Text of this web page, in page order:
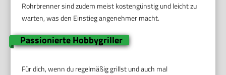
Rohrbrenner sind zudem meist kostengünstig und leicht zu
warten, was den Einstieg angenehmer macht.
Passionierte Hobbygriller
Für dich, wenn du regelmäßig grillst und auch mal